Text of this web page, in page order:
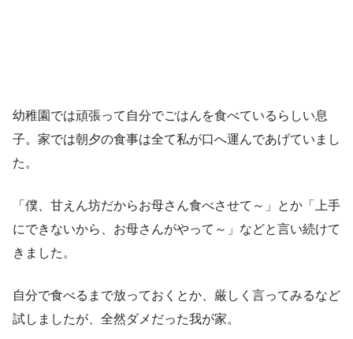
幼稚園では頑張って自分でごはんを食べているらしい息
子。家では朝夕の食事は全て私が口へ運んであげていまし
た。
「僕、甘えん坊だからお母さん食べさせて～」とか「上手
にできないから、お母さんがやって～」などと言い続けて
きました。
自分で食べるまで放っておくとか、厳しく言ってみるなど
試しましたが、全然ダメだった我が家。